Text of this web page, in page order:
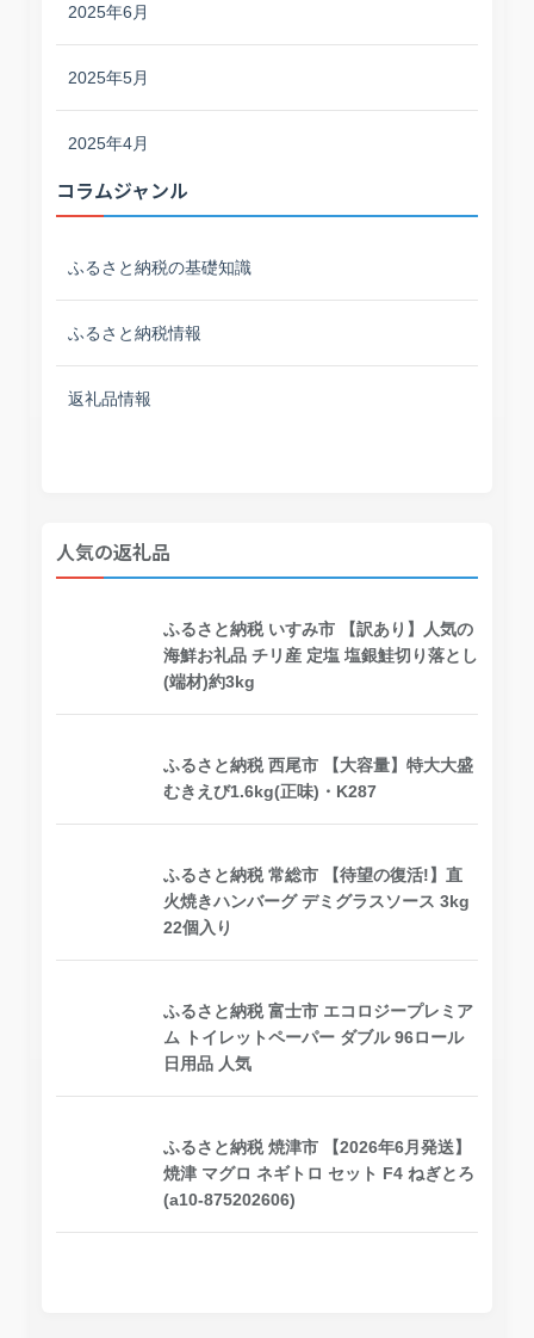
2025年6月
2025年5月
2025年4月
コラムジャンル
ふるさと納税の基礎知識
ふるさと納税情報
返礼品情報
人気の返礼品
ふるさと納税 いすみ市 【訳あり】人気の
海鮮お礼品 チリ産 定塩 塩銀鮭切り落とし
(端材)約3kg
ふるさと納税 西尾市 【大容量】特大大盛
むきえび1.6kg(正味)・K287
ふるさと納税 常総市 【待望の復活!】直
火焼きハンバーグ デミグラスソース 3kg
22個入り
ふるさと納税 富士市 エコロジープレミア
ム トイレットペーパー ダブル 96ロール
日用品 人気
ふるさと納税 焼津市 【2026年6月発送】
焼津 マグロ ネギトロ セット F4 ねぎとろ
(a10-875202606)